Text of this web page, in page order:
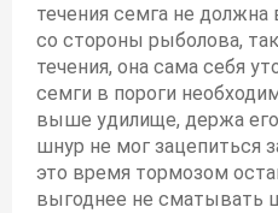
течения семга не должна
со стороны рыболова,
течения, она сама себя
семги в пороги
выше удилище, держа
шнур не мог зацепиться
это время тормозом
выгоднее не сматывать